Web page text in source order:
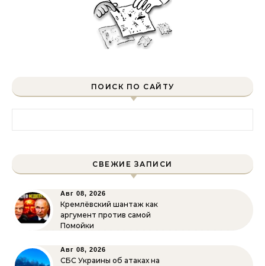
ПОИСК ПО САЙТУ
СВЕЖИЕ ЗАПИСИ
Авг 08, 2026
Кремлёвский шантаж как
аргумент против самой
Помойки
Авг 08, 2026
СБС Украины об атаках на